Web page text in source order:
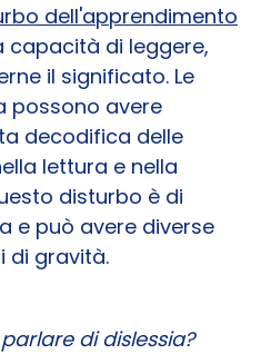
dell'apprendimento
capacità di leggere,
il significato. Le
possono avere
decodifica delle
lettura e nella
disturbo è di
e può avere diverse
di gravità.
di dislessia?